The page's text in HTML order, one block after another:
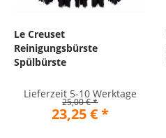
Le Creuset
Reinigungsbürste
Spülbürste
Lieferzeit 5-10 Werktage
25,00 € *
23,25 € *